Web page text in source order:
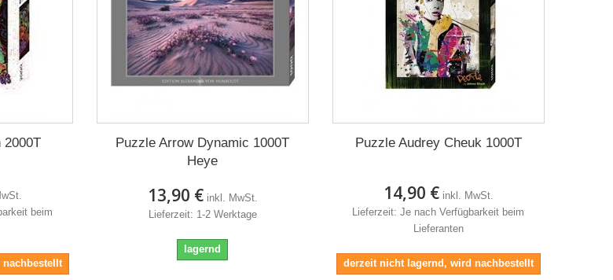
2000T
beim
Puzzle Arrow Dynamic 1000T
Heye
13,90 € inkl. MwSt.
Lieferzeit: 1-2 Werktage
lagernd
Puzzle Audrey Cheuk 1000T
14,90 € inkl. MwSt.
Lieferzeit: Je nach Verfügbarkeit beim
Lieferanten
derzeit nicht lagernd, wird nachbestellt